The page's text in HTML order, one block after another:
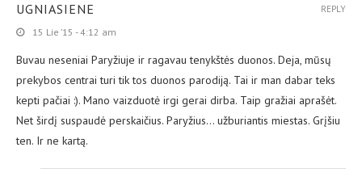
UGNIASIENE
15 Lie ’15 - 4:12 am
Buvau neseniai Paryžiuje ir ragavau tenykštės duonos. Deja, mūsų
prekybos centrai turi tik tos duonos parodiją. Tai ir man dabar teks
kepti pačiai :). Mano vaizduotė irgi gerai dirba. Taip gražiai aprašėt.
Net širdį suspaudė perskaičius. Paryžius… užburiantis miestas. Grįšiu
ten. Ir ne kartą.
REPLY